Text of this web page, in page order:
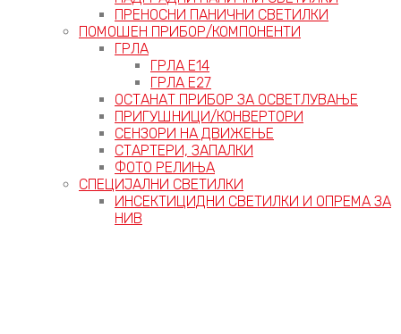
ПРЕНОСНИ ПАНИЧНИ СВЕТИЛКИ
ПОМОШЕН ПРИБОР/КОМПОНЕНТИ
ГРЛА
ГРЛА Е14
ГРЛА Е27
ОСТАНАТ ПРИБОР ЗА ОСВЕТЛУВАЊЕ
ПРИГУШНИЦИ/КОНВЕРТОРИ
СЕНЗОРИ НА ДВИЖЕЊЕ
СТАРТЕРИ, ЗАПАЛКИ
ФОТО РЕЛИЊА
СПЕЦИЈАЛНИ СВЕТИЛКИ
ИНСЕКТИЦИДНИ СВЕТИЛКИ И ОПРЕМА ЗА
НИВ